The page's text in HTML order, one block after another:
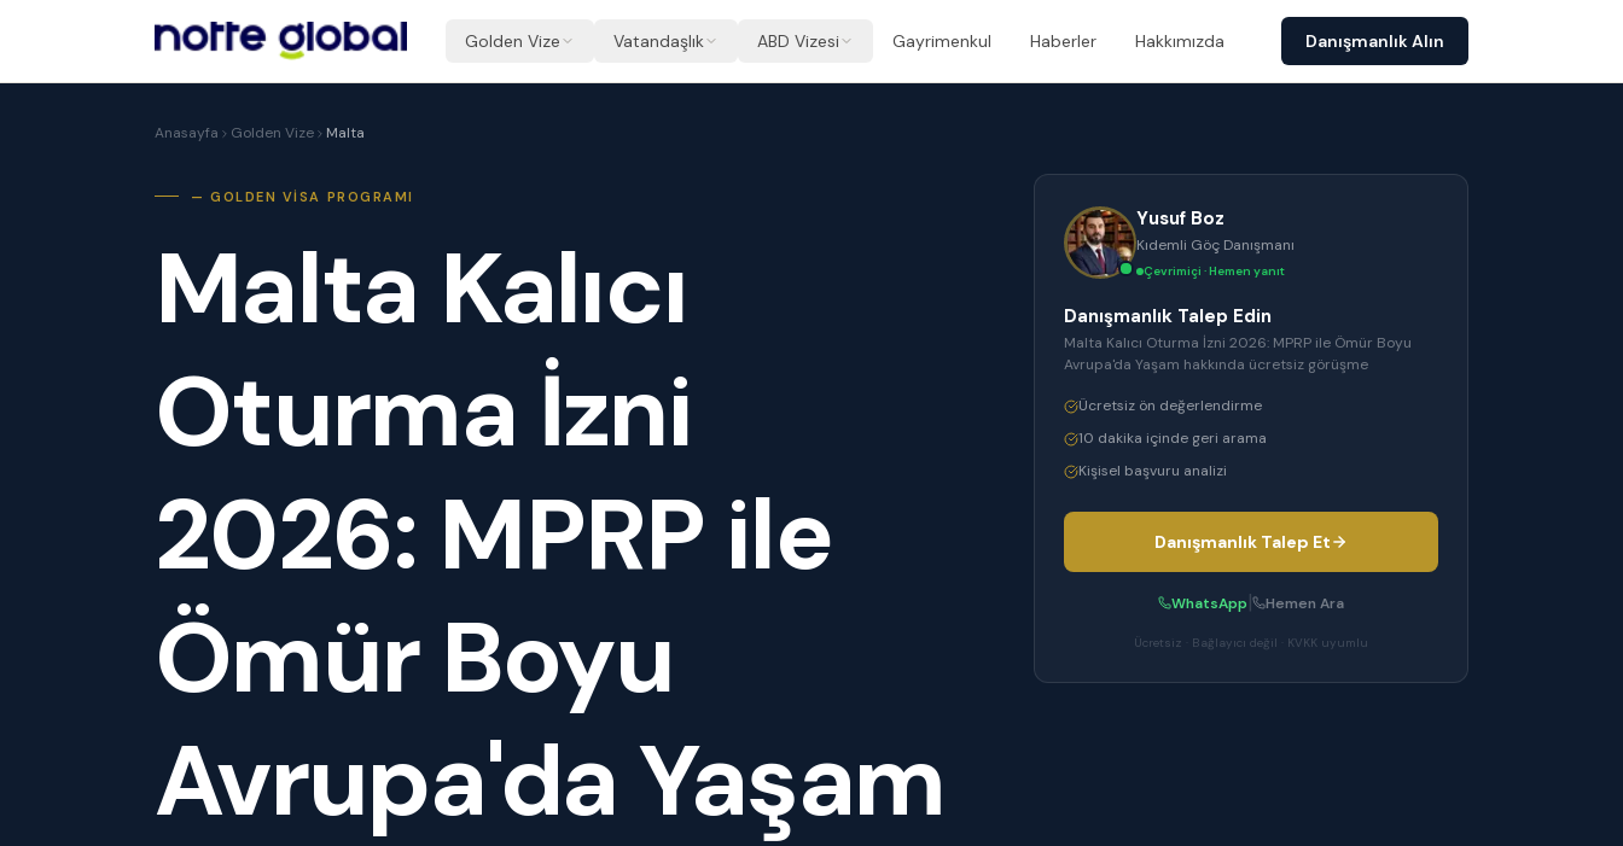
Golden Vize Vatandaşlık ABD Vizesi Gayrimenkul Haberler Hakkımızda Danışmanlık Alın
Anasayfa Golden Vize Malta
— GOLDEN VISA PROGRAMI
Malta Kalıcı
Oturma İzni
2026: MPRP ile
Ömür Boyu
Avrupa'da Yaşam
Yusuf Boz
Kıdemli Göç Danışmanı
Çevrimiçi · Hemen yanıt
Danışmanlık Talep Edin
Malta Kalıcı Oturma İzni 2026: MPRP ile Ömür Boyu
Avrupa'da Yaşam hakkında ücretsiz görüşme
Ücretsiz ön değerlendirme
10 dakika içinde geri arama
Kişisel başvuru analizi
Danışmanlık Talep Et
WhatsApp| Hemen Ara
Ücretsiz · Bağlayıcı değil · KVKK uyumlu